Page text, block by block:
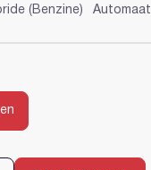
Account aanmaken
(Benzine)
Automaat